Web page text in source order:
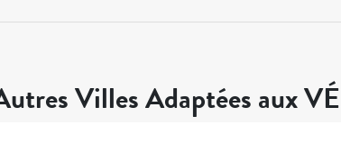
Villes Adaptées aux VÉ